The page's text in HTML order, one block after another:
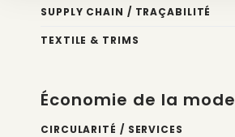
SUPPLY CHAIN / TRAÇABILITÉ
TEXTILE & TRIMS
Économie de la mode
CIRCULARITÉ / SERVICES